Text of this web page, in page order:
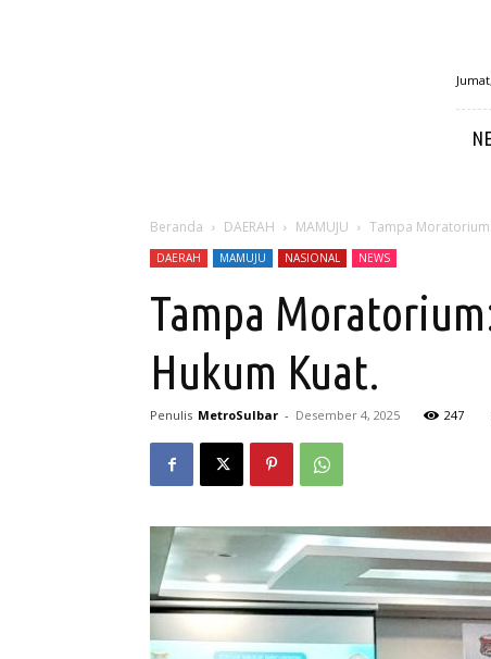
Beranda DAERAH MAMUJU Tampa
DAERAH MAMUJU NASIONAL NEWS
Tampa
Hukum Kuat.
Penulis MetroSulbar - Desember 4, 2025 247